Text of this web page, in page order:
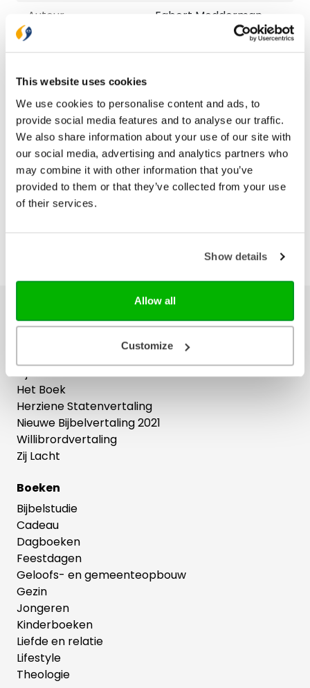
This website uses cookies
We use cookies to personalise content and ads, to
provide social media features and to analyse our traffic.
We also share information about your use of our site with
our social media, advertising and analytics partners who
may combine it with other information that you’ve
provided to them or that they’ve collected from your use
of their services.
Show details
Allow all
Customize
Auteur
Egbert Modderman,
Pieter Jan Kruizinga
Aantal pagina's
Bezorging binnen 1–2 werkdagen
Gratis verzending vanaf € 20,-
Gratis retourneren
Bijbelse cadeaus
Het Boek
Herziene Statenvertaling
Nieuwe Bijbelvertaling 2021
Willibrordvertaling
Zij Lacht
Boeken
Bijbelstudie
Cadeau
Dagboeken
Feestdagen
Geloofs- en gemeenteopbouw
Gezin
Jongeren
Kinderboeken
Liefde en relatie
Lifestyle
Theologie